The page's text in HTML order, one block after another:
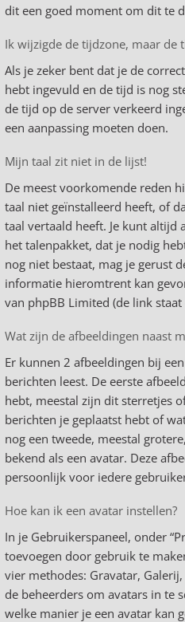
dit een goed moment om dit te
Ik wijzigde de tijdzone, maar de
Als je zeker bent dat je de
hebt ingevuld en de tijd is nog
de tijd op de server verkeerd
een aanpassing moeten doen.
Mijn taal zit niet in de lijst!
De meest voorkomende reden
taal niet geïnstalleerd heeft, of
taal vertaald heeft. Je kunt altijd
het talenpakket, dat je nodig
nog niet bestaat, mag je gerust
informatie hieromtrent kan
van phpBB Limited (de link
Wat zijn de afbeeldingen naast
Er kunnen 2 afbeeldingen bij
berichten leest. De eerste
hebt, meestal zijn dit sterretjes
berichten je geplaatst hebt of
nog een tweede, meestal
bekend als een avatar. Deze
persoonlijk voor iedere
Hoe kan ik een avatar instellen?
In je Gebruikerspaneel, onder
toevoegen door gebruik te
vier methodes: Gravatar,
de beheerders om avatars in te
welke manier je een avatar kan